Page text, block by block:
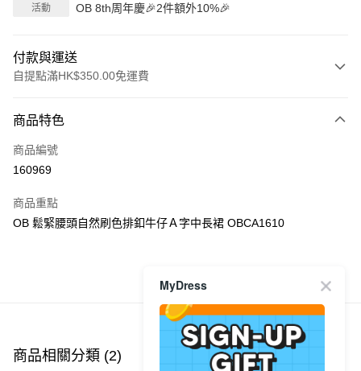
活動 OB 8th周年慶🎉2件額外10%🎉
付款與運送
自提點滿HK$350.00免運費
信用卡
Apple Pay
PayMe
每筆HK$40.00，滿HK$350.00或以上免運費
付款後順豐站及營業點
商品特色
商品編號
160969
商品重點
OB 鬆緊腰頭自然刷色排釦牛仔Ａ字中長裙 OBCA1610
商品推薦
商品相關分類 (2)
MyDress